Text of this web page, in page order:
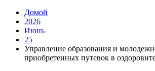
Домой
2026
Июнь
25
Управление образования и
приобретенных путевок в